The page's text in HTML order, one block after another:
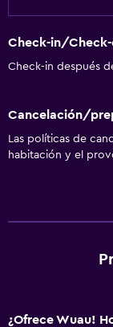
Extinguidor
Aire
Check-in/
Check-in después
Cancelación/
Las políticas de
habitación y el
¿Ofrece Wuau!